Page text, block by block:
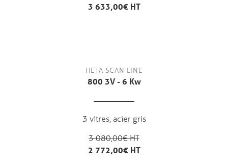
3 633,00€ HT
HETA SCAN LINE
800 3V - 6 Kw
3 vitres, acier gris
3 080,00€ HT
2 772,00€ HT